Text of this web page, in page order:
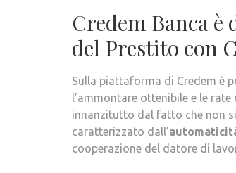
Credem Banca
del Prestito con
Sulla piattaforma di Credem è
l’ammontare ottenibile e le
innanzitutto dal fatto che non
caratterizzato dall’
cooperazione del datore di